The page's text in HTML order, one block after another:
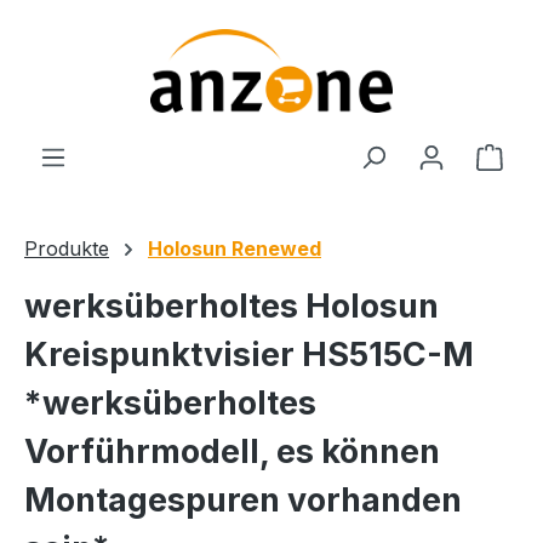
Zum Hauptinhalt springen
Produkte Holosun Renewed
werksüberholtes Holosun
Kreispunktvisier HS515C-M
*werksüberholtes
Vorführmodell, es können
Montagespuren vorhanden